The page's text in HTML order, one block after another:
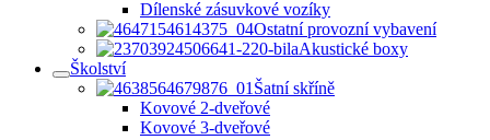
Dílenské zásuvkové vozíky
Ostatní provozní vybavení
Akustické boxy
Školství
Šatní skříně
Kovové 2-dveřové
Kovové 3-dveřové